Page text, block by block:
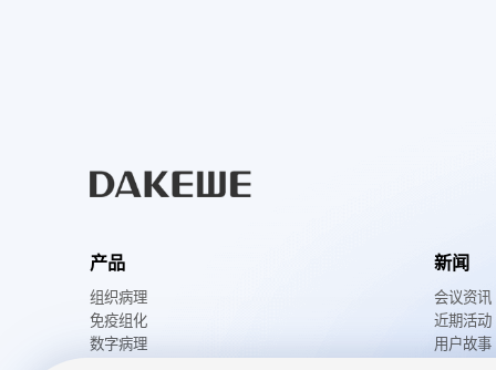
产品
组织病理
免疫组化
数字病理
新闻
会议资讯
近期活动
用户故事